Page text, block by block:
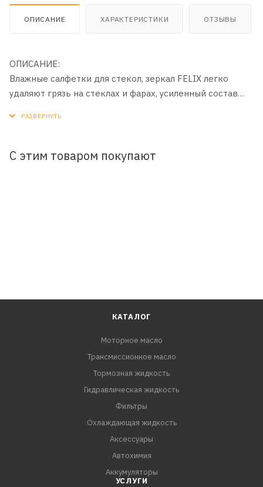
ОПИСАНИЕ ХАРАКТЕРИСТИКИ ОТЗЫВЫ
ОПИСАНИЕ:
Влажные салфетки для стекол, зеркал FELIX легко
удаляют грязь на стеклах и фарах, усиленный состав
С этим товаром покупают
КАТАЛОГ
Моторное масло
Трансмиссионное масло
Тормозная жидкость
Гидравлическая жидкость
Фильтры
Охлаждающая жидкость
Аксессуары
Автохимия
Аккумуляторы
УСЛУГИ